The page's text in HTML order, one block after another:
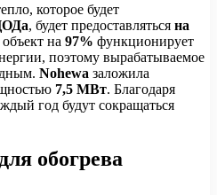
которое будет
, будет предоставляться на
на 97% функционирует
поэтому вырабатываемое
Nohewa заложила
7,5 МВт. Благодаря
год будут сокращаться
обогрева